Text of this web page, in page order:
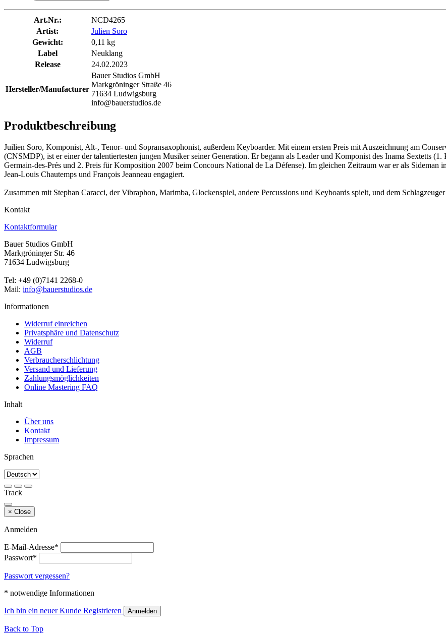
Art.Nr.:
NCD4265
Artist:
Julien Soro
Gewicht:
0,11 kg
Label
Neuklang
Release
24.02.2023
Hersteller/Manufacturer
Bauer Studios GmbH
Markgröninger Straße 46
71634 Ludwigsburg
info@bauerstudios.de
Produktbeschreibung
Juilien Soro, Komponist, Alt-, Tenor- und Sopransaxophonist, außerdem Keyboarder. Mit einem ersten Preis mit Auszeichnung am
(CNSMDP), ist er einer der talentiertesten jungen Musiker seiner Generation. Er begann als Leader und Komponist des Inama Sextetts
Germain-des-Prés und 2. Preis für Komposition 2007 beim Concours National de La Défense). Im gleichen Zeitraum war er als Sideman
Jean-Louis Chautemps und François Jeanneau engagiert.
Zusammen mit Stephan Caracci, der Vibraphon, Marimba, Glockenspiel, andere Percussions und Keyboards spielt, und dem
Kontakt
Kontaktformular
Bauer Studios GmbH
Markgröninger Str. 46
71634 Ludwigsburg
Tel: +49 (0)7141 2268-0
Mail: info@bauerstudios.de
Informationen
Widerruf einreichen
Privatsphäre und Datenschutz
Widerruf
AGB
Verbraucherschlichtung
Versand und Lieferung
Zahlungsmöglichkeiten
Online Mastering FAQ
Inhalt
Über uns
Kontakt
Impressum
Sprachen
Track
× Close
Anmelden
E-Mail-Adresse*
Passwort*
Passwort vergessen?
* notwendige Informationen
Ich bin ein neuer Kunde Registrieren Anmelden
Back to Top